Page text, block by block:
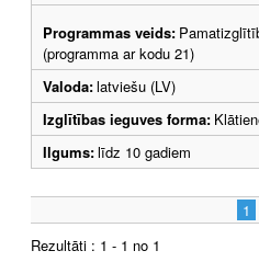
Programmas veids:
(programma ar kodu 21)
Valoda:latviešu (LV)
Izglītības ieguves forma:
Ilgums:līdz 10 gadiem
1
Rezultāti : 1 - 1 no 1